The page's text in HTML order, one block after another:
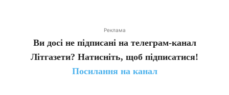
Реклама
Ви досі не підписані на телеграм-канал
Літгазети? Натисніть, щоб підписатися!
Посилання на канал